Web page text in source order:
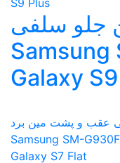
جلو سلفی
Samsung
Galaxy